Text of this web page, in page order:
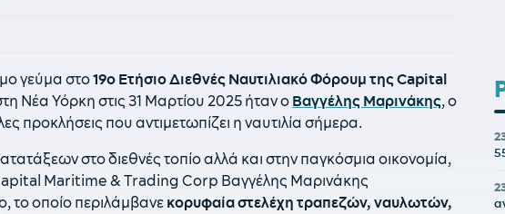
γεύμα στο19ο Ετήσιο Διεθνές Ναυτιλιακό Φόρουμ της Capital
Νέα Υόρκη στις 31 Μαρτίου 2025 ήταν ο Βαγγέλης Μαρινάκης, ο
προκλήσεις που αντιμετωπίζει η ναυτιλία σήμερα.
στο διεθνές τοπίο αλλά και στην παγκόσμια οικονομία,
Maritime & Trading Corp Βαγγέλης Μαρινάκης
το οποίο περιλάμβανε κορυφαία στελέχη τραπεζών, ναυλωτών,